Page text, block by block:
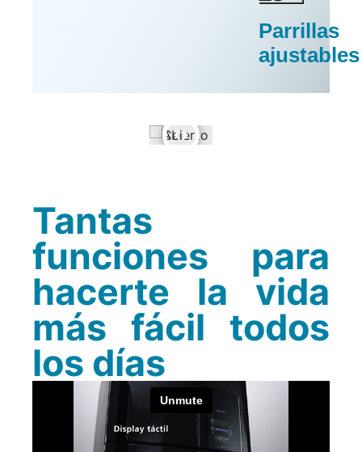
Parrillas
ajustables
Tantas
funciones para
hacerte la vida
más fácil todos
los días